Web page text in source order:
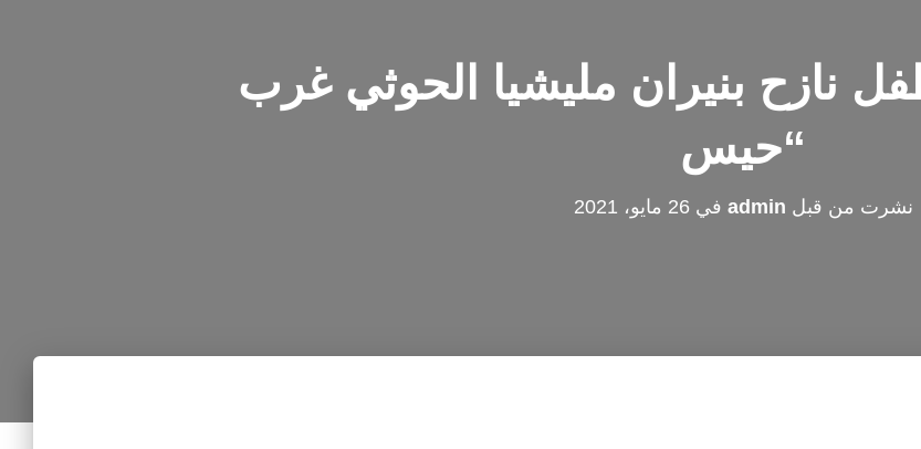
نازح بنيران مليشيا الحوثي غرب
“حيس
نشرت من قبل admin في26 مايو، 2021